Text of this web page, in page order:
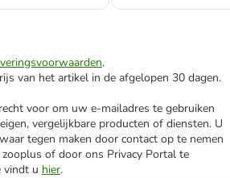
.
van het artikel in de afgelopen 30 dagen.
voor om uw e-mailadres te gebruiken
vergelijkbare producten of diensten. U
tegen maken door contact op te nemen
of door ons Privacy Portal te
vindt u hier.